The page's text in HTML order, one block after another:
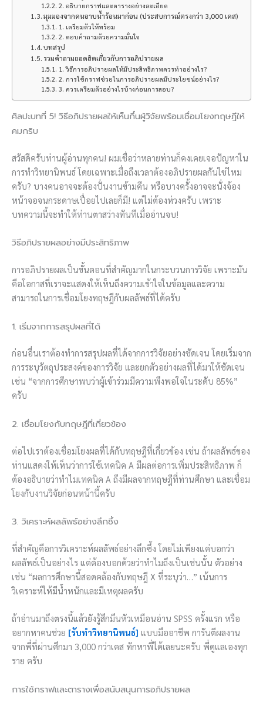
2. อธิบายกราฟและตารางอย่างละเอียด
มุมมองจากคนอาบน้ำร้อนมาก่อน (ประสบการณ์ตรงกว่า 3,000 เคส)
1. เตรียมตัวให้พร้อม
2. ตอบคำถามด้วยความมั่นใจ
บทสรุป
รวมคำถามยอดฮิตเกี่ยวกับการอภิปรายผล
1. วิธีการอภิปรายผลให้มีประสิทธิภาพควรทำอย่างไร?
2. การใช้กราฟช่วยในการอภิปรายผลมีประโยชน์อย่างไร?
3. ควรเตรียมตัวอย่างไรบ้างก่อนการสอบ?
ศิลปะบทที่ 5! วิธีอภิปรายผลให้เห็นกึ๋นผู้วิจัยพร้อมเชื่อมโยงทฤษฎีให้
คมกริบ
สวัสดีครับท่านผู้อ่านทุกคน! ผมเชื่อว่าหลายท่านก็คงเคยเจอปัญหาใน
การทำวิทยานิพนธ์ โดยเฉพาะเมื่อถึงเวลาต้องอภิปรายผลกันใช่ไหม
ครับ? บางคนอาจจะต้องปั่นงานข้ามคืน หรือบางครั้งอาจจะนั่งจ้อง
หน้าจอจนกระดาษเปื่อยไปเลยก็มี! แต่ไม่ต้องห่วงครับ เพราะ
บทความนี้จะทำให้ท่านตาสว่างทันทีเมื่ออ่านจบ!
วิธีอภิปรายผลอย่างมีประสิทธิภาพ
การอภิปรายผลเป็นขั้นตอนที่สำคัญมากในกระบวนการวิจัย เพราะมัน
คือโอกาสที่เราจะแสดงให้เห็นถึงความเข้าใจในข้อมูลและความ
สามารถในการเชื่อมโยงทฤษฎีกับผลลัพธ์ที่ได้ครับ
1. เริ่มจากการสรุปผลที่ได้
ก่อนอื่นเราต้องทำการสรุปผลที่ได้จากการวิจัยอย่างชัดเจน โดยเริ่มจาก
การระบุวัตถุประสงค์ของการวิจัย และยกตัวอย่างผลที่ได้มาให้ชัดเจน
เช่น “จากการศึกษาพบว่าผู้เข้าร่วมมีความพึงพอใจในระดับ 85%”
ครับ
2. เชื่อมโยงกับทฤษฎีที่เกี่ยวข้อง
ต่อไปเราต้องเชื่อมโยงผลที่ได้กับทฤษฎีที่เกี่ยวข้อง เช่น ถ้าผลลัพธ์ของ
ท่านแสดงให้เห็นว่าการใช้เทคนิค A มีผลต่อการเพิ่มประสิทธิภาพ ก็
ต้องอธิบายว่าทำไมเทคนิค A ถึงมีผลจากทฤษฎีที่ท่านศึกษา และเชื่อม
โยงกับงานวิจัยก่อนหน้านี้ครับ
3. วิเคราะห์ผลลัพธ์อย่างลึกซึ้ง
ที่สำคัญคือการวิเคราะห์ผลลัพธ์อย่างลึกซึ้ง โดยไม่เพียงแค่บอกว่า
ผลลัพธ์เป็นอย่างไร แต่ต้องบอกด้วยว่าทำไมถึงเป็นเช่นนั้น ตัวอย่าง
เช่น “ผลการศึกษานี้สอดคล้องกับทฤษฎี X ที่ระบุว่า…” เน้นการ
วิเคราะห์ให้มีน้ำหนักและมีเหตุผลครับ
ถ้าอ่านมาถึงตรงนี้แล้วยังรู้สึกมึนหัวเหมือนอ่าน SPSS ครั้งแรก หรือ
อยากหาคนช่วย [รับทำวิทยานิพนธ์] แบบมืออาชีพ การันตีผลงาน
จากพี่ที่ผ่านศึกมา 3,000 กว่าเคส ทักหาพี่ได้เลยนะครับ พี่ดูแลเองทุก
ราย ครับ
การใช้กราฟและตารางเพื่อสนับสนุนการอภิปรายผล